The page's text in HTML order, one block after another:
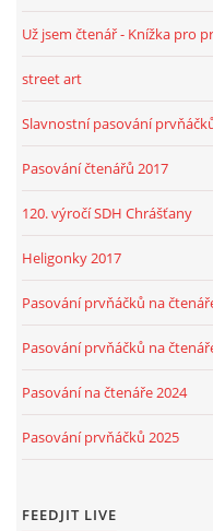
© 2026 eStránky.cz
Už jsem čtenář - Knížka pro
street art
Slavnostní pasování
Pasování čtenářů 2017
120. výročí SDH Chrášťany
Heligonky 2017
Pasování prvňáčků na
Pasování prvňáčků na
Pasování na čtenáře 2024
Pasování prvňáčků 2025
FEEDJIT LIVE